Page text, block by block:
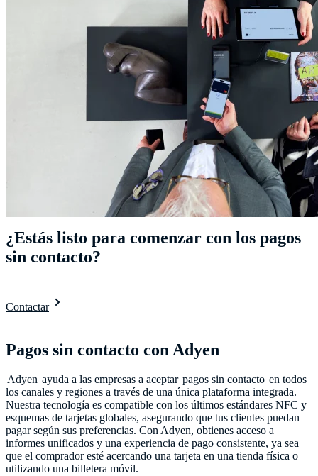
¿Estás listo para comenzar con los pagos
sin contacto?
Contactar
Pagos sin contacto con Adyen
Adyen ayuda a las empresas a aceptar pagos sin contacto en todos
los canales y regiones a través de una única plataforma integrada.
Nuestra tecnología es compatible con los últimos estándares NFC y
esquemas de tarjetas globales, asegurando que tus clientes puedan
pagar según sus preferencias. Con Adyen, obtienes acceso a
informes unificados y una experiencia de pago consistente, ya sea
que el comprador esté acercando una tarjeta en una tienda física o
utilizando una billetera móvil.